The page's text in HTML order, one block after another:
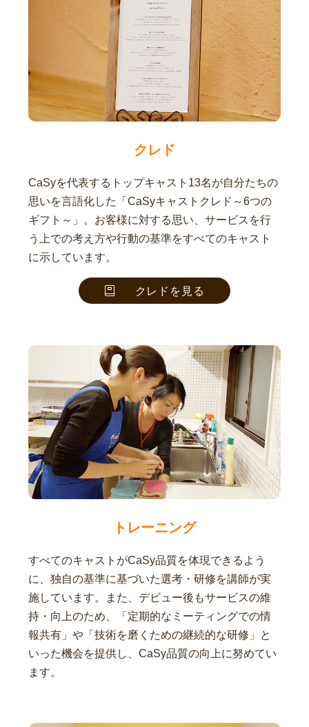
クレド
CaSyを代表するトップキャスト13名が自分たちの
思いを言語化した「CaSyキャストクレド～6つの
ギフト～」。お客様に対する思い、サービスを行
う上での考え方や行動の基準をすべてのキャスト
に示しています。
クレドを見る
トレーニング
すべてのキャストがCaSy品質を体現できるよう
に、独自の基準に基づいた選考・研修を講師が実
施しています。また、デビュー後もサービスの維
持・向上のため、「定期的なミーティングでの情
報共有」や「技術を磨くための継続的な研修」と
いった機会を提供し、CaSy品質の向上に努めてい
ます。